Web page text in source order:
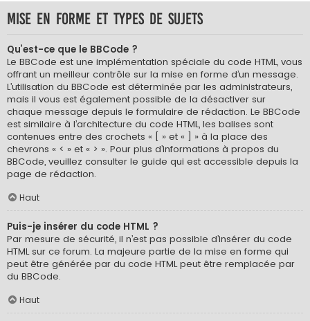
Mise en forme et types de sujets
Qu’est-ce que le BBCode ?
Le BBCode est une implémentation spéciale du code HTML, vous
offrant un meilleur contrôle sur la mise en forme d’un message.
L’utilisation du BBCode est déterminée par les administrateurs,
mais il vous est également possible de la désactiver sur
chaque message depuis le formulaire de rédaction. Le BBCode
est similaire à l’architecture du code HTML, les balises sont
contenues entre des crochets « [ » et « ] » à la place des
chevrons « < » et « > ». Pour plus d’informations à propos du
BBCode, veuillez consulter le guide qui est accessible depuis la
page de rédaction.
Haut
Puis-je insérer du code HTML ?
Par mesure de sécurité, il n’est pas possible d’insérer du code
HTML sur ce forum. La majeure partie de la mise en forme qui
peut être générée par du code HTML peut être remplacée par
du BBCode.
Haut